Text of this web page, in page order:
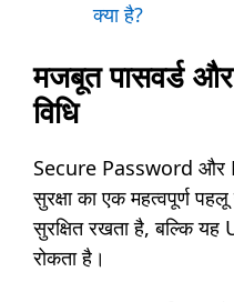
क्या है?
मजबूत पासवर्ड
विधि
Secure Password और
सुरक्षा का एक महत्वपूर्ण
सुरक्षित रखता है, बल्कि
रोकता है।